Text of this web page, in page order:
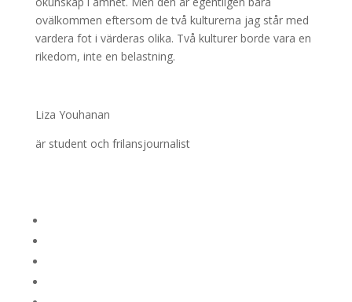
ovälkommen eftersom de två kulturerna jag står med
vardera fot i värderas olika. Två kulturer borde vara en
rikedom, inte en belastning.
Liza Youhanan
är student och frilansjournalist